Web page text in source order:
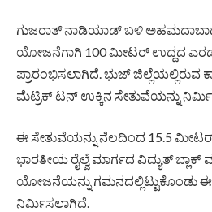
ಗುಜರಾತ್ ನಾಡಿಯಾಡ್ ಬಳಿ
ಯೋಜನೆಗಾಗಿ 100 ಮೀಟರ್ ಉದ್ದದ
ಪ್ರಾರಂಭಿಸಲಾಗಿದೆ. ಭುಜ್ ಜಿಲ್ಲೆಯಲ್ಲಿರುವ
ಮೆಟ್ರಿಕ್ ಟನ್ ಉಕ್ಕಿನ ಸೇತುವೆಯನ್ನು
ಈ ಸೇತುವೆಯನ್ನು ನೆಲದಿಂದ 15.5
ಭಾರತೀಯ ರೈಲ್ವೆ ಮಾರ್ಗದ ವಿದ್ಯುತ್ ಬ್ಲಾಕ್
ಯೋಜನೆಯನ್ನು ಗಮನದಲ್ಲಿಟ್ಟುಕೊಂಡು ಈ
ನಿರ್ಮಿಸಲಾಗಿದೆ.